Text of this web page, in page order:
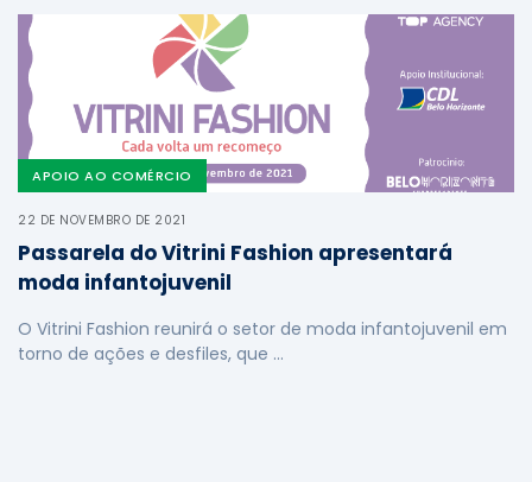
APOIO AO COMÉRCIO
22 DE NOVEMBRO DE 2021
Passarela do Vitrini Fashion apresentará
moda infantojuvenil
O Vitrini Fashion reunirá o setor de moda infantojuvenil em
torno de ações e desfiles, que …